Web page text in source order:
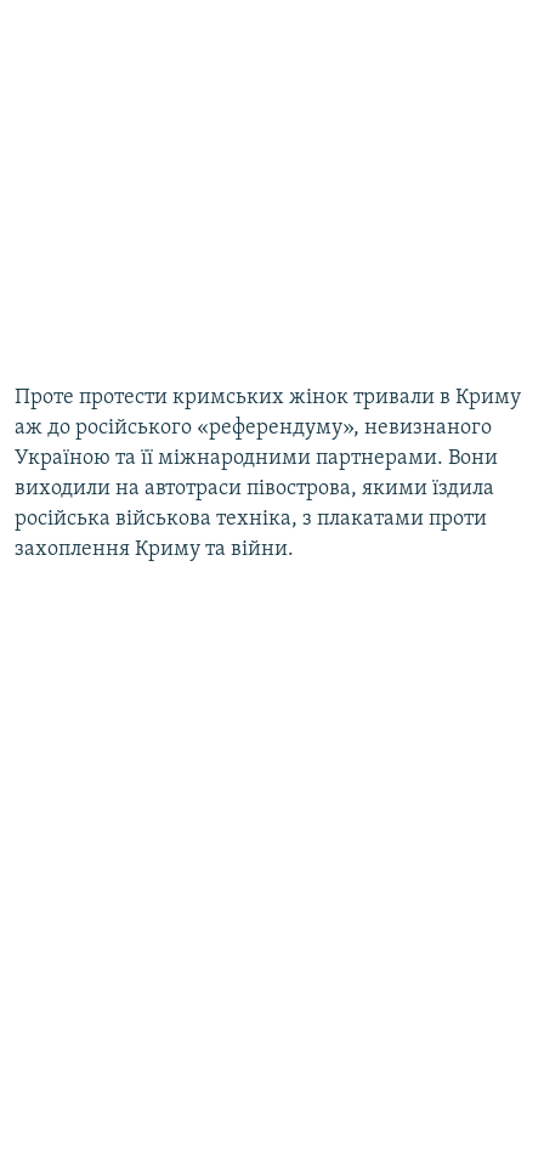
Проте протести кримських жінок тривали в Криму
аж до російського «референдуму», невизнаного
Україною та її міжнародними партнерами. Вони
виходили на автотраси півострова, якими їздила
російська військова техніка, з плакатами проти
захоплення Криму та війни.